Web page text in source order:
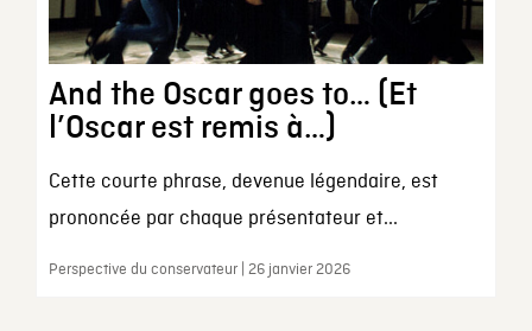
And the Oscar goes to… (Et
l’Oscar est remis à…)
Cette courte phrase, devenue légendaire, est
prononcée par chaque présentateur et...
Perspective du conservateur | 26 janvier 2026